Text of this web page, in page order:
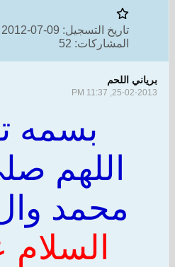
تاريخ التسجيل: 09-07-2012
المشاركات: 52
برياني اللحم
25-02-2013, 11:37 PM
بسمه
اللهم
محمد